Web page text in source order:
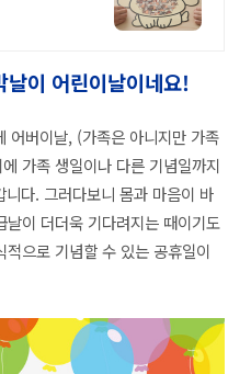
날이 어린이날이네요!
어버이날, (가족은 아니지만 가족
가족 생일이나 다른 기념일까지
다. 그러다보니 몸과 마음이 바
이 더더욱 기다려지는 때이기도
으로 기념할 수 있는 공휴일이